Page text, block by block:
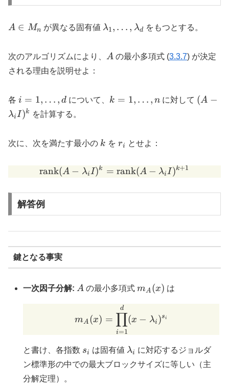
A
M_n
A ∈ Mn が異なる固有値 \lambda_1,
\lambda_d
λ1, … , λdをもつとする。
次のアルゴリズムにより、 A
A の最小多項式 (3.3.7) が決定
される理由を説明せよ：
各 i = 1,
\ldots,
d
i = 1, … , d について、 k = 1,
k = 1, … , n に対して (A -
(A −
λiI)k を計算する。
次に、次を満たす最小の k
k を r_i
ri とせよ：
\operatorname{rank}(A
rank(A − λiI)k = rank(A − λiI)k+1
解答例
鍵となる事実
一次因子分解: A
A の最小多項式m_A(x)
mA (x) は
mA (x) =
i=1
∏
d
(x − λi )si
と書け、各指数 s_i
si は固有値 \lambda_i
λi に対応するジョルダ
ン標準形の中での最大ブロックサイズに等しい（主
分解定理）。